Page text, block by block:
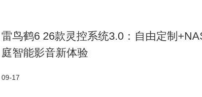
雷鸟鹤6 26款灵控系统3.0：自由定制
庭智能影音新体验
09-17